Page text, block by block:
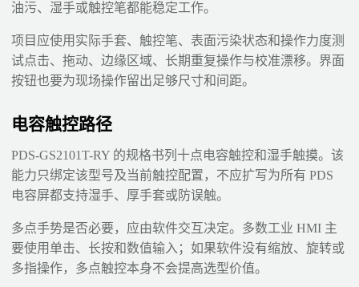
油污、湿手或触控笔都能稳定工作。
项目应使用实际手套、触控笔、表面污染状态和操作力度测
试点击、拖动、边缘区域、长期重复操作与校准漂移。界面
按钮也要为现场操作留出足够尺寸和间距。
电容触控路径
PDS-GS2101T-RY 的规格书列十点电容触控和湿手触摸。该
能力只绑定该型号及当前触控配置，不应扩写为所有 PDS
电容屏都支持湿手、厚手套或防误触。
多点手势是否必要，应由软件交互决定。多数工业 HMI 主
要使用单击、长按和数值输入；如果软件没有缩放、旋转或
多指操作，多点触控本身不会提高选型价值。